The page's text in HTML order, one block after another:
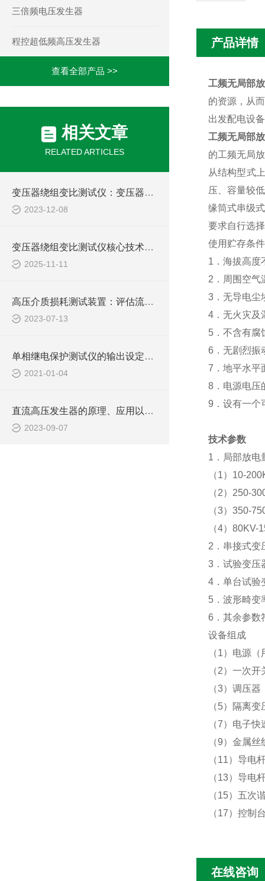
三倍频电压发生器
程控超低频高压发生器
查看全部产品 >>
相关文章
RELATED ARTICLES
变压器绕组变比测试仪：变压器维护的关键工具
2023-12-08
变压器绕组变比测试仪核心技术解析：如何通过高精度电压测量实现匝比误差检测？
2025-11-11
高压介质损耗测试装置：评估流体输送过程中的能量损失
2023-07-13
单相继电保护测试仪的输出设定讲解
2021-01-04
直流高压发生器的原理、应用以及在电力工程中的重要性
2023-09-07
产品详情
工频无局部
的资源，从
出发配电设
工频无局部
的工频无局
从结构型式
压、容量较
缘筒式串级
要求自行选
使用贮存条件
1 ．海拔高度
2 ．周围空气
3．无导电尘
4．无火灾及
5．不含有腐
6 ．无剧烈
7 ．地平水平
8．电源电压
9 ．设有一
技术参数
1 ．局部放电
（1） 10-
（2） 250-
（3） 350-
（4） 80KV-
2 ．串接式
3．试验变压
4．单台试验
5．波形畸变
6 ．其余参数
设备组成
（1）电源（
（2）一次开
（3）调压器
（5）隔离变
（7）电子快
（9）金属丝
（11）导电
（13）导电
（15）五次
（17）控制
在线咨询